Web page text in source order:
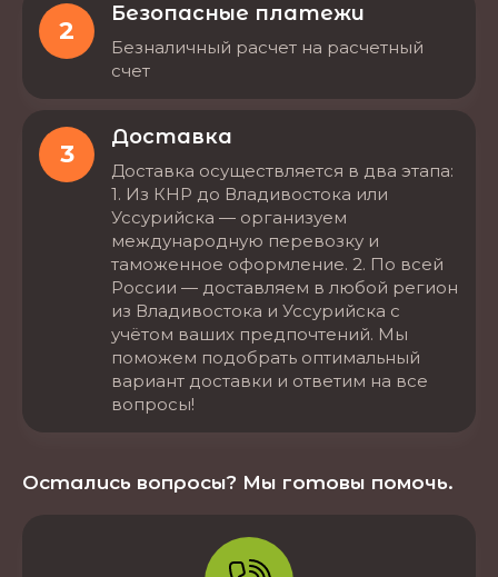
2
Безопасные платежи
Безналичный расчет на расчетный
счет
3
Доставка
Доставка осуществляется в два этапа:
1. Из КНР до Владивостока или
Уссурийска — организуем
международную перевозку и
таможенное оформление. 2. По всей
России — доставляем в любой регион
из Владивостока и Уссурийска с
учётом ваших предпочтений. Мы
поможем подобрать оптимальный
вариант доставки и ответим на все
вопросы!
Остались вопросы? Мы готовы помочь.